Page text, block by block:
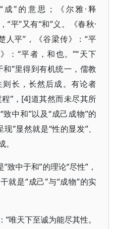
”的意思；《尔雅·释
“平”又有“和”义。《春秋·
人平”，《谷梁传》：“平
：“平者，和也。”“天下
和”里得到有机统一，儒教
则长，长然后成。有论者
”，[4]道其然而未尽其所
中和”以及“成己成物”的
”显然就是“性的显发”、
致中于和”的理论“尽性”，
就是“成己”与“成物”的实
“唯天下至诚为能尽其性。